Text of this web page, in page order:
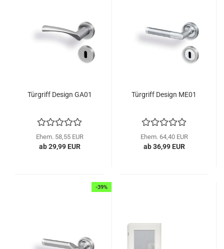
Tür­griff De­sign GA01
Ehem. 58,55 EUR
ab 29,99 EUR
Tür­griff De­sign ME01
Ehem. 64,40 EUR
ab 36,99 EUR
-39%